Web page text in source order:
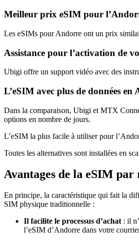
Meilleur prix eSIM pour
Les eSIMs pour Andorre ont un prix
Assistance pour l’activation de
Ubigi offre un support vidéo avec des
L’eSIM avec plus de données en
Dans la comparaison, Ubigi et MTX
options en nombre de jours.
L’eSIM la plus facile à utiliser pour
Toutes les alternatives sont installées en
Avantages de la eSIM
En principe, la caractéristique qui fait la
SIM physique traditionnelle :
Il facilite le processus d’achat : il
l’eSIM d’Andorre dans votre